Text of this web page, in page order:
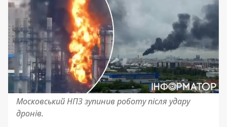
Московський НПЗ зупинив роботу після удару
дронів.